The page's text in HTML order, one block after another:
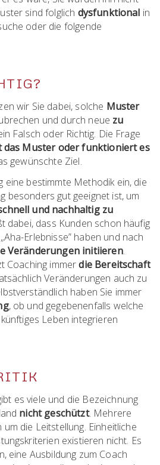
sind folglich dysfunktional in
oder die folgende
wir Sie dabei, solche Muster
und durch neue zu
Falsch oder Richtig. Die Frage
Muster oder funktioniert es
gewünschte Ziel.
eine bestimmte Methodik ein, die
besonders gut geeignet ist, um
und nachhaltig zu
dabei, dass Kunden schon häufig
Erlebnisse” haben und nach
Veränderungen initiieren.
Coaching immerdie Bereitschaft
Veränderungen auch zu
haben Sie immer
, ob und gegebenenfalls welche
Leben integrieren
es viele und die Bezeichnung
nicht geschützt. Mehrere
die Leitstellung. Einheitliche
existieren nicht. Es
eine Ausbildung zum Coach